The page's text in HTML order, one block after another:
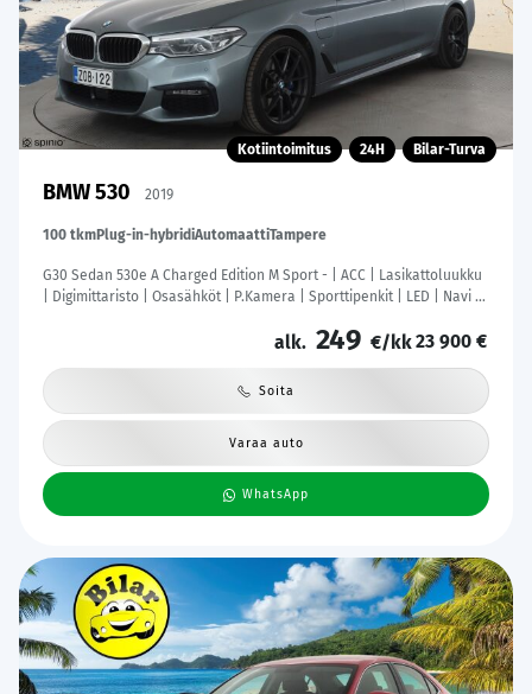
Kotiintoimitus 24H Bilar-Turva
BMW 530 2019
100 tkmPlug-in-hybridiAutomaattiTampere
G30 Sedan 530e A Charged Edition M Sport - | ACC | Lasikattoluukku
| Digimittaristo | Osasähköt | P.Kamera | Sporttipenkit | LED | Navi |
alk. 249 €/kk23 900 €
Soita
Varaa auto
WhatsApp